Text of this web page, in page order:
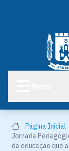
Página Inicial
Jornada
da educação que